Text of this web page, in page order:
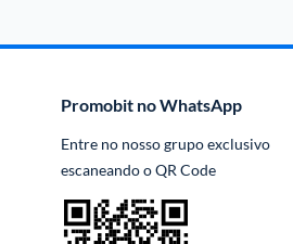
Promobit no WhatsApp
Entre no nosso grupo exclusivo
escaneando o QR Code